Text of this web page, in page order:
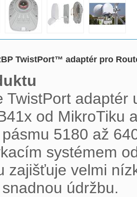
TwistPort™ adaptér pro
TwistPort
od MikroTiku
5180 až
systémem
zajišťuje velmi
údržbu.